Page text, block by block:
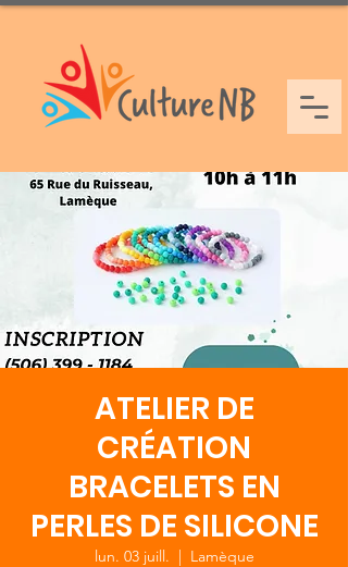
ATELIER DE
CRÉATION
BRACELETS EN
PERLES DE SILICONE
lun. 03 juill.
  |
Lamèque